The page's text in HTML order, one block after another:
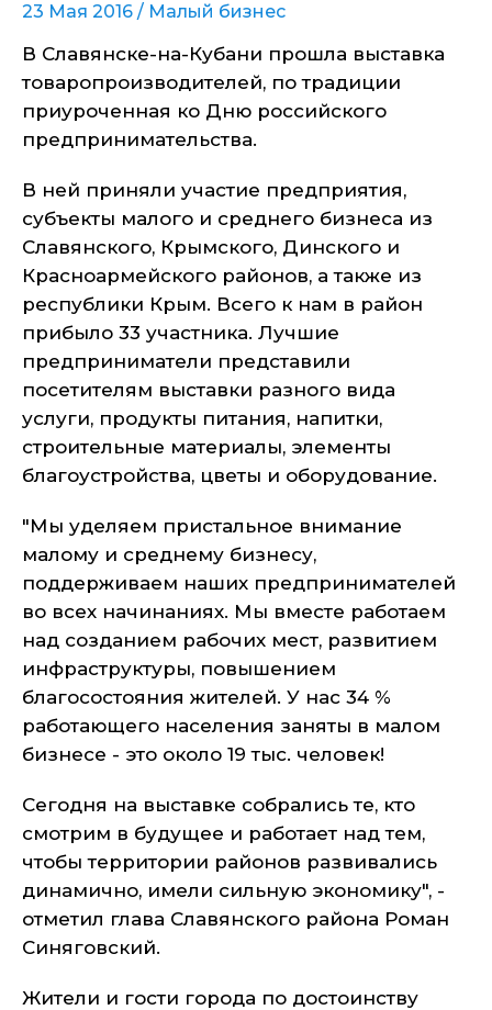
23 Мая 2016 / Малый бизнес
В Славянске-на-Кубани прошла выставка
товаропроизводителей, по традиции
приуроченная ко Дню российского
предпринимательства.
В ней приняли участие предприятия,
субъекты малого и среднего бизнеса из
Славянского, Крымского, Динского и
Красноармейского районов, а также из
республики Крым. Всего к нам в район
прибыло 33 участника. Лучшие
предприниматели представили
посетителям выставки разного вида
услуги, продукты питания, напитки,
строительные материалы, элементы
благоустройства, цветы и оборудование.
"Мы уделяем пристальное внимание
малому и среднему бизнесу,
поддерживаем наших предпринимателей
во всех начинаниях. Мы вместе работаем
над созданием рабочих мест, развитием
инфраструктуры, повышением
благосостояния жителей. У нас 34 %
работающего населения заняты в малом
бизнесе - это около 19 тыс. человек!
Сегодня на выставке собрались те, кто
смотрим в будущее и работает над тем,
чтобы территории районов развивались
динамично, имели сильную экономику", -
отметил глава Славянского района Роман
Синяговский.
Жители и гости города по достоинству